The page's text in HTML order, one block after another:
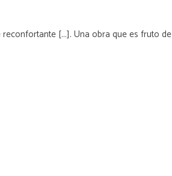
[...]. Una obra que es fruto de